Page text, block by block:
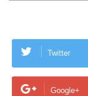
Twitter
Google+